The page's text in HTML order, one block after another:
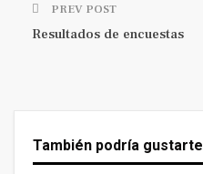
PREV POST
Resultados de encuestas
También podría gustarte